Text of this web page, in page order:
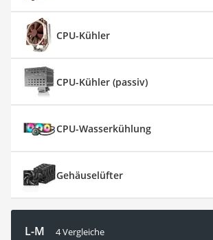
CPU-Kühler
CPU-Kühler (passiv)
CPU-Wasserkühlung
Gehäuselüfter
L-M 4 Vergleiche